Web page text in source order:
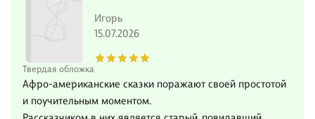
Твердая обложка
Игорь
15.07.2026
Афро-американские сказки поражают своей простотой
и поучительным моментом.